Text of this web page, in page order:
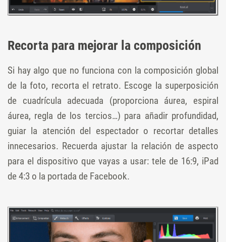
Recorta para mejorar la composición
Si hay algo que no funciona con la composición global
de la foto, recorta el retrato. Escoge la superposición
de cuadrícula adecuada (proporciona áurea, espiral
áurea, regla de los tercios…) para añadir profundidad,
guiar la atención del espectador o recortar detalles
innecesarios. Recuerda ajustar la relación de aspecto
para el dispositivo que vayas a usar: tele de 16:9, iPad
de 4:3 o la portada de Facebook.